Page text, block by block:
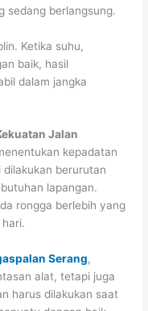
sedang berlangsung.
Ketika suhu,
baik, hasil
dalam jangka
Jalan
kepadatan
berurutan
lapangan.
rongga berlebih yang
Serang,
alat, tetapi juga
harus dilakukan saat